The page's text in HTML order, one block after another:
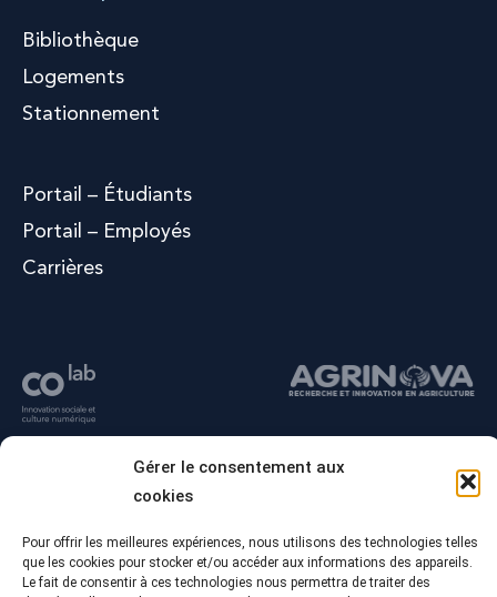
Gérer le consentement aux
cookies
Pour offrir les meilleures expériences, nous utilisons des technologies telles
que les cookies pour stocker et/ou accéder aux informations des appareils.
Le fait de consentir à ces technologies nous permettra de traiter des
Bibliothèque
Logements
Stationnement
Portail – Étudiants
Portail – Employés
Carrières